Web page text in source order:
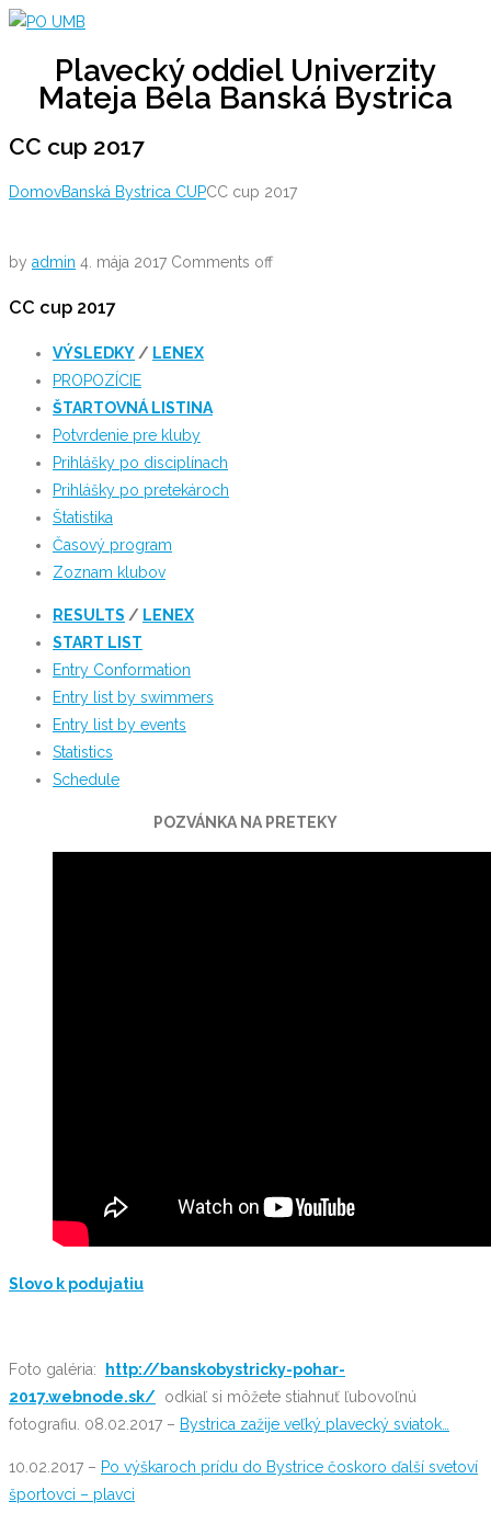
Skip
contentPlavecký oddiel Univerzity
Mateja Bela Banská Bystrica
CC cup 2017
DomovBanská Bystrica CUPCC cup 2017
by admin 4. mája 2017 Comments off
CC cup 2017
VÝSLEDKY / LENEX
PROPOZÍCIE
ŠTARTOVNÁ LISTINA
Potvrdenie pre kluby
Prihlášky po disciplínach
Prihlášky po pretekároch
Štatistika
Časový program
Zoznam klubov
RESULTS / LENEX
START LIST
Entry Conformation
Entry list by swimmers
Entry list by events
Statistics
Schedule
POZVÁNKA NA PRETEKY
Slovo k podujatiu
Foto galéria:
http://banskobystricky-pohar-
2017.webnode.sk/ odkiaľ si môžete stiahnuť ľubovoľnú
fotografiu. 08.02.2017 – Bystrica zažije veľký plavecký sviatok…
10.02.2017 – Po výškaroch prídu do Bystrice čoskoro ďalší svetoví
športovci – plavci